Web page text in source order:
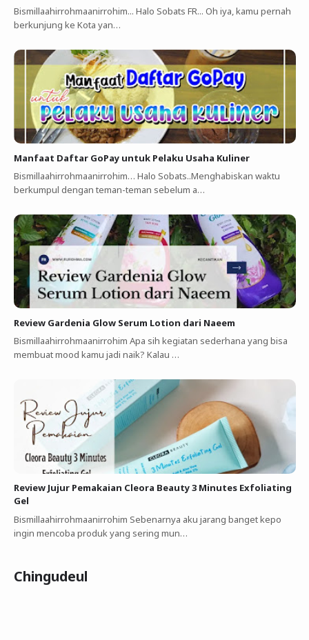
Bismillaahirrohmaanirrohim... Halo Sobats FR... Oh iya, kamu pernah
berkunjung ke Kota yan…
Manfaat Daftar GoPay untuk Pelaku Usaha Kuliner ‎
Bismillaahirrohmaanirrohim…‎ Halo Sobats..Menghabiskan waktu
berkumpul dengan teman-teman sebelum a…
Review Gardenia Glow Serum Lotion dari Naeem
Bismillaahirrohmaanirrohim Apa sih kegiatan sederhana yang bisa
membuat mood kamu jadi naik? Kalau …
Review Jujur Pemakaian Cleora Beauty 3 Minutes Exfoliating
Gel
Bismillaahirrohmaanirrohim Sebenarnya aku jarang banget kepo
ingin mencoba produk yang sering mun…
Chingudeul